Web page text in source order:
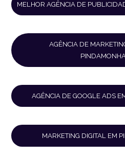
MELHOR AGÊNCIA DE
AGÊNCIA DE
AGÊNCIA DE GOOGLE ADS
MARKETING DIGITAL EM